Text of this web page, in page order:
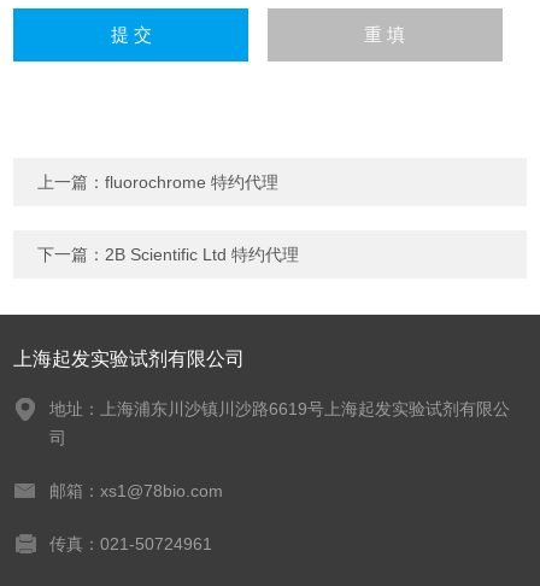
上一篇：fluorochrome 特约代理
下一篇： 2B Scientific Ltd 特约代理
上海起发实验试剂有限公司
地址：上海浦东川沙镇川沙路6619号上海起发实验试剂有限公
司
邮箱：xs1@78bio.com
传真：021-50724961